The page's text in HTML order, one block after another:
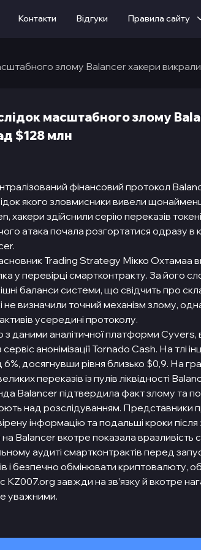
Контакти Вiдгуки Правила сайту
злому Balancer хакери
масштабного злому
$128 млн
фінансовий протокол
якого зловмисники вивели
хакери здійснили серію переказів
чого атака почала розгортатися одразу
Trading Strategy Мікко Охтамаа
у перевірці смартконтракту. За його
баланси системи, що свідчить про
не визначили точний механізм злому,
усередині протоколу.
з даними аналітичної платформи
анонімізації Tornado Cash. На тлі
досягнувши рівня близько $0,9. На
переказів із пулів ліквідності
Balancer підтвердила факт злому та
над розслідуванням. Представники
інформацію та подальші кроки
на Balancer вкотре показала вразливість
аудиті смартконтрактів перед
і безпечно обмінювати криптовалюту,
KZ007.org завжди на зв’язку й вкотре
уважними.